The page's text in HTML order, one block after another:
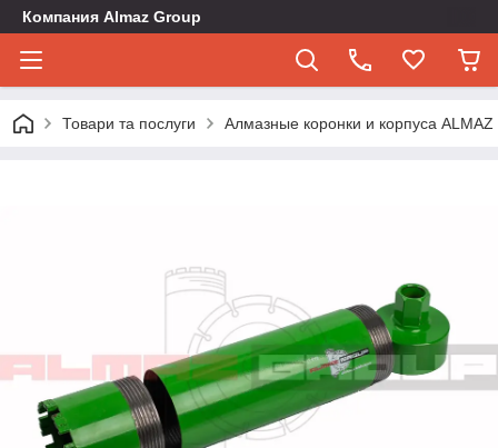
Компания Almaz Group
Товари та послуги Алмазные коронки и корпуса ALMAZ